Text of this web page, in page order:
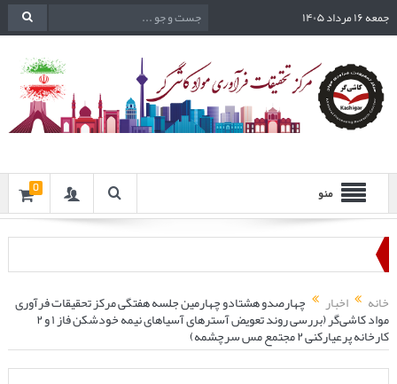
جمعه ۱۶ مرداد ۱۴۰۵
منو 0
خانه اخبار چهارصدو هشتادو چهارمین جلسه هفتگی مرکز تحقیقات فرآوری
مواد کاشی‌گر (بررسی روند تعویض آسترهای آسیاهای نیمه خودشکن فاز ۱ و ۲
کارخانه پرعیارکنی ۲ مجتمع مس سرچشمه)